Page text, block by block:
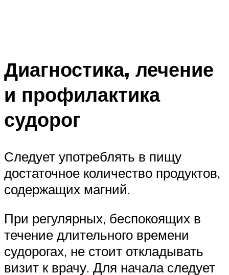
Диагностика, лечение
и профилактика
судорог
Следует употреблять в пищу
достаточное количество продуктов,
содержащих магний.
При регулярных, беспокоящих в
течение длительного времени
судорогах, не стоит откладывать
визит к врачу. Для начала следует